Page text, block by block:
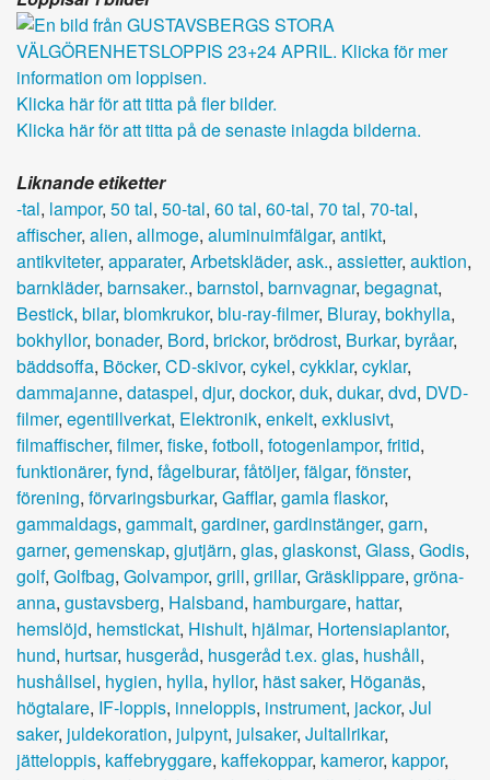
Klicka här för att titta på fler bilder.
Klicka här för att titta på de senaste inlagda bilderna.
Liknande etiketter
-tal, lampor, 50 tal, 50-tal, 60 tal, 60-tal, 70 tal, 70-tal,
affischer, alien, allmoge, aluminuimfälgar, antikt,
antikviteter, apparater, Arbetskläder, ask., assietter, auktion,
barnkläder, barnsaker., barnstol, barnvagnar, begagnat,
Bestick, bilar, blomkrukor, blu-ray-filmer, Bluray, bokhylla,
bokhyllor, bonader, Bord, brickor, brödrost, Burkar, byråar,
bäddsoffa, Böcker, CD-skivor, cykel, cykklar, cyklar,
dammajanne, dataspel, djur, dockor, duk, dukar, dvd, DVD-
filmer, egentillverkat, Elektronik, enkelt, exklusivt,
filmaffischer, filmer, fiske, fotboll, fotogenlampor, fritid,
funktionärer, fynd, fågelburar, fåtöljer, fälgar, fönster,
förening, förvaringsburkar, Gafflar, gamla flaskor,
gammaldags, gammalt, gardiner, gardinstänger, garn,
garner, gemenskap, gjutjärn, glas, glaskonst, Glass, Godis,
golf, Golfbag, Golvampor, grill, grillar, Gräsklippare, gröna-
anna, gustavsberg, Halsband, hamburgare, hattar,
hemslöjd, hemstickat, Hishult, hjälmar, Hortensiaplantor,
hund, hurtsar, husgeråd, husgeråd t.ex. glas, hushåll,
hushållsel, hygien, hylla, hyllor, häst saker, Höganäs,
högtalare, IF-loppis, inneloppis, instrument, jackor, Jul
saker, juldekoration, julpynt, julsaker, Jultallrikar,
jätteloppis, kaffebryggare, kaffekoppar, kameror, kappor,